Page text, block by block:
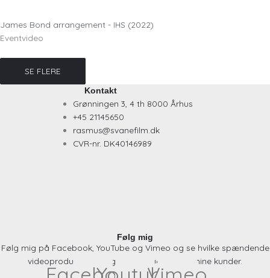
James Bond arrangement - IHS (2022)
Eventvideo
SE FLERE
Kontakt
Grønningen 3, 4 th 8000 Århus
+45 21145650
rasmus@svanefilm.dk
CVR-nr. DK40146989
Følg mig
Følg mig på Facebook, YouTube og Vimeo og se hvilke spændende
videoproduktioner jeg får produceret for mine kunder.